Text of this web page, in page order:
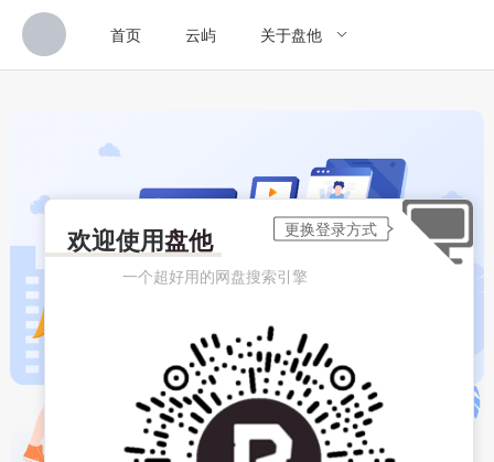
首页 云屿 关于盘他
欢迎使用盘他
一个超好用的网盘搜索引擎